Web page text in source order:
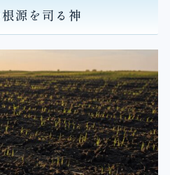
源を司る神